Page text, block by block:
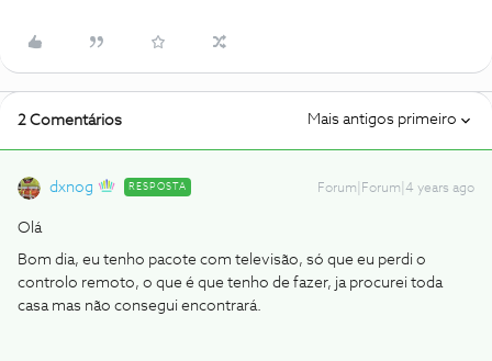
2 Comentários Mais antigos primeiro
dxnog RESPOSTA Forum|Forum|4 years ago
Olá
Bom dia, eu tenho pacote com televisão, só que eu perdi o
controlo remoto, o que é que tenho de fazer, ja procurei toda
casa mas não consegui encontrará.